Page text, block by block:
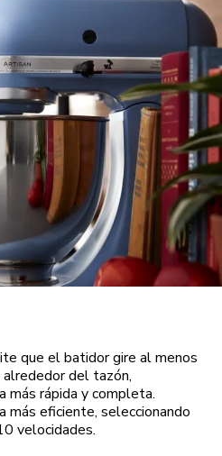
que el batidor gire al menos
del tazón,
más rápida y completa.
más eficiente, seleccionando
velocidades.